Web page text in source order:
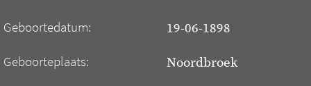
Geboortedatum: 19-06-1898
Geboorteplaats: Noordbroek